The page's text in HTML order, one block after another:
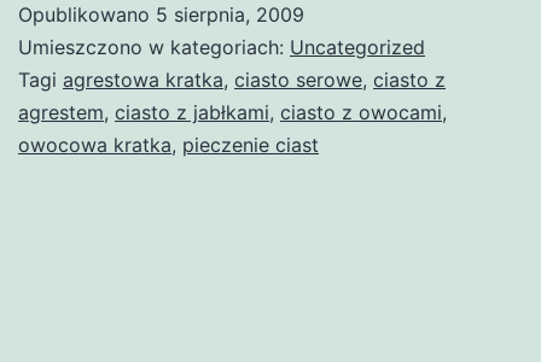
Opublikowano 5 sierpnia, 2009
Umieszczono w kategoriach: Uncategorized
Tagi agrestowa kratka, ciasto serowe, ciasto z
agrestem, ciasto z jabłkami, ciasto z owocami,
owocowa kratka, pieczenie ciast